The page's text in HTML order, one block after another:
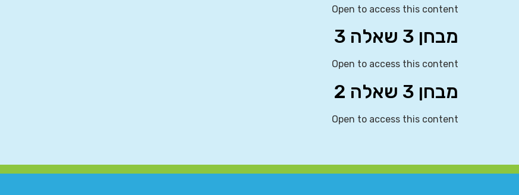
Open to access this content
מבחן 3 שאלה 3
Open to access this content
מבחן 3 שאלה 2
Open to access this content